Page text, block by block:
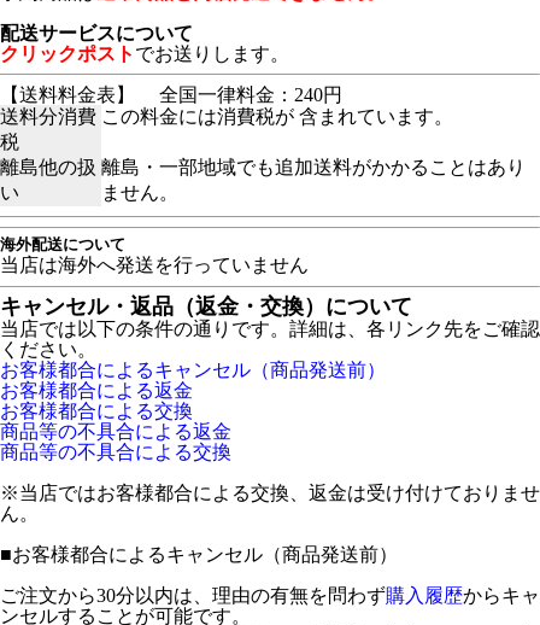
配送サービスについて
クリックポスト でお送りします。
【送料料金表】
全国一律料金：240円
送料分消費
税
この料金には消費税が 含まれています。
離島他の扱
い
離島・一部地域でも追加送料がかかることはあり
ません。
海外配送について
当店は海外へ発送を行っていません
キャンセル・返品（返金・交換）について
当店では以下の条件の通りです。詳細は、各リンク先をご確認
ください。
お客様都合によるキャンセル（商品発送前）
お客様都合による返金
お客様都合による交換
商品等の不具合による返金
商品等の不具合による交換
※当店ではお客様都合による交換、返金は受け付けておりませ
ん。
■お客様都合によるキャンセル（商品発送前）
ご注文から30分以内は、理由の有無を問わず購入履歴からキャ
ンセルすることが可能です。